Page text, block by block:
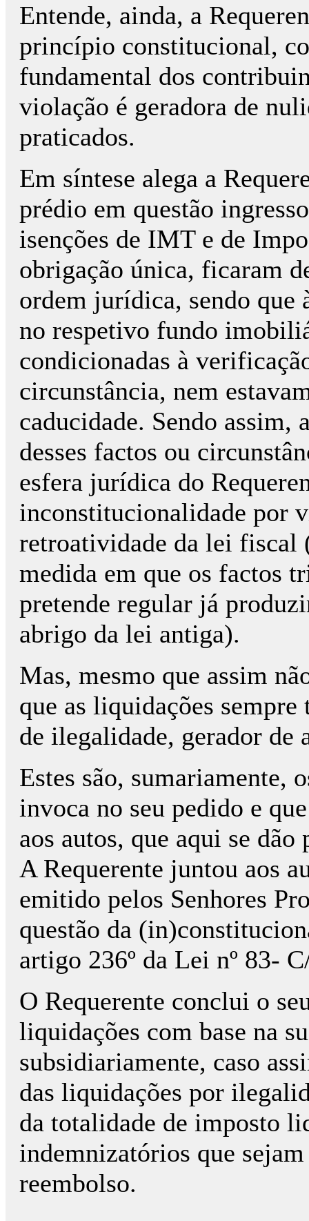
Entende, ainda, a
princípio constitucional,
fundamental dos
violação é geradora de
praticados.
Em síntese alega a
prédio em questão
isenções de IMT e de
obrigação única, ficaram
ordem jurídica, sendo que
no respetivo fundo
condicionadas à
circunstância, nem
caducidade. Sendo assim,
desses factos ou
esfera jurídica do
inconstitucionalidade por
retroatividade da lei fiscal
medida em que os factos
pretende regular já
abrigo da lei antiga).
Mas, mesmo que assim
que as liquidações
de ilegalidade, gerador de
Estes são, sumariamente,
invoca no seu pedido e
aos autos, que aqui se
A Requerente juntou aos
emitido pelos Senhores
questão da
artigo 236º da Lei nº 83-
O Requerente conclui o
liquidações com base na
subsidiariamente, caso
das liquidações por
da totalidade de imposto
indemnizatórios que
reembolso.